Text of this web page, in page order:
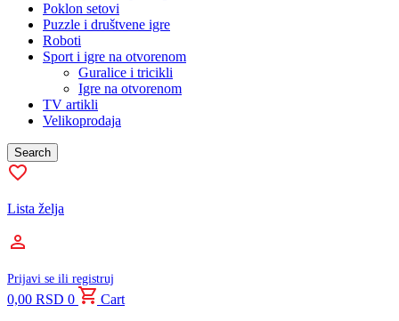
Poklon setovi
Puzzle i društvene igre
Roboti
Sport i igre na otvorenom
Guralice i tricikli
Igre na otvorenom
TV artikli
Velikoprodaja
Search
Lista želja
Prijavi se ili registruj
0,00 RSD 0
Cart